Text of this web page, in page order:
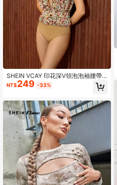
SHEIN VCAY 印花深V領泡泡袖腰帶
連身背心
NT$249 -33%